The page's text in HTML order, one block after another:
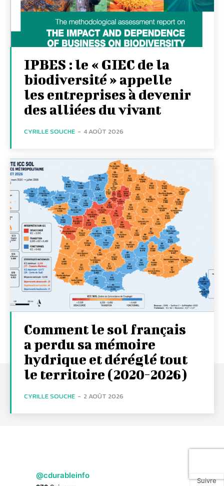
IPBES : le « GIEC de la
biodiversité » appelle
les entreprises à devenir
des alliées du vivant
CYRILLE SOUCHE - 4 AOÛT 2026
Comment le sol français
a perdu sa mémoire
hydrique et déréglé tout
le territoire (2020-2026)
CYRILLE SOUCHE - 2 AOÛT 2026
@cdurableinfo
Suivre